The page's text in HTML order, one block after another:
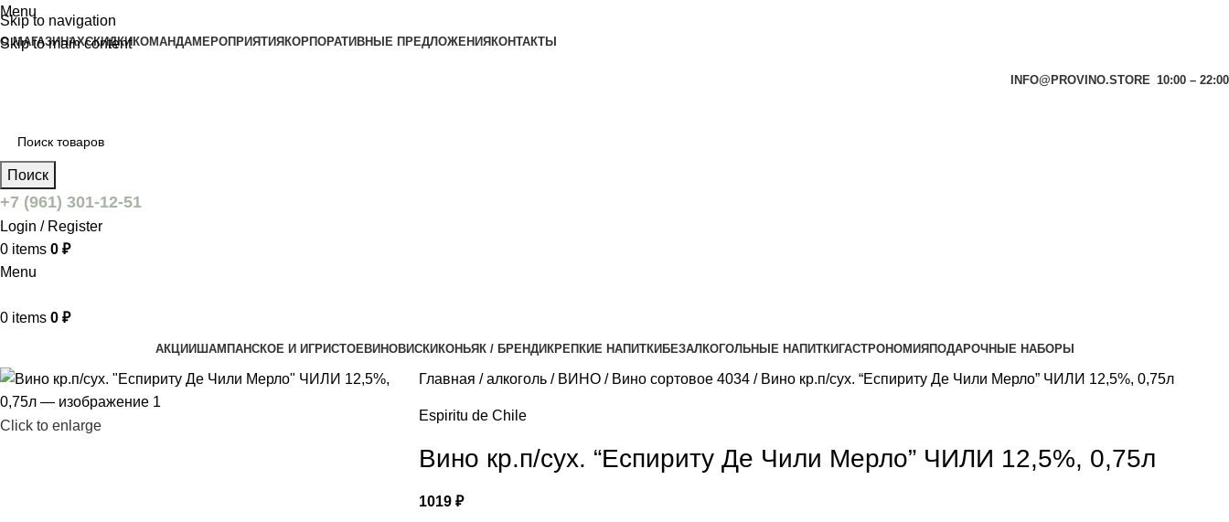
Skip to navigation
Skip to main content
Menu
О МАГАЗИНАХСКИДКИКОМАНДАМЕРОПРИЯТИЯ КОРПОРАТИВНЫЕ ПРЕДЛОЖЕНИЯ КОНТАКТЫ
INFO@PROVINO.STORE 10:00 – 22:00
Поиск
+7 (961) 301-12-51
Login / Register
0 items 0 ₽
Menu
0 items 0 ₽
АКЦИИШАМПАНСКОЕ И ИГРИСТОЕВИНОВИСКИКОНЬЯК / БРЕНДИКРЕПКИЕ НАПИТКИБЕЗАЛКОГОЛЬНЫЕ НАПИТКИГАСТРОНОМИЯПОДАРОЧНЫЕ НАБОРЫ
Click to enlarge
Главная алкоголь ВИНО Вино сортовое 4034 Вино кр.п/сух. “Еспириту Де Чили Мерло” ЧИЛИ 12,5%, 0,75л
Espiritu de Chile
Вино кр.п/сух. “Еспириту Де Чили Мерло” ЧИЛИ 12,5%, 0,75л
1019 ₽